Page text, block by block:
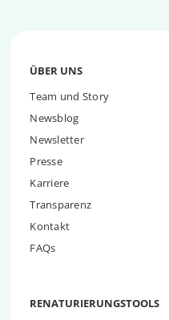
ÜBER UNS
Team und Story
Newsblog
Newsletter
Presse
Karriere
Transparenz
Kontakt
FAQs
RENATURIERUNGSTOOLS